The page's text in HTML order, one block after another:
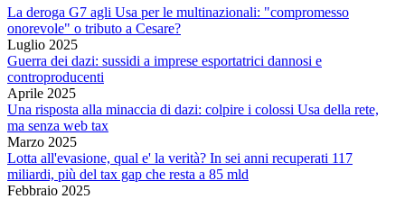
La deroga G7 agli Usa per le multinazionali: "compromesso
onorevole" o tributo a Cesare?
Luglio 2025
Guerra dei dazi: sussidi a imprese esportatrici dannosi e
controproducenti
Aprile 2025
Una risposta alla minaccia di dazi: colpire i colossi Usa della rete,
ma senza web tax
Marzo 2025
Lotta all'evasione, qual e' la verità? In sei anni recuperati 117
miliardi, più del tax gap che resta a 85 mld
Febbraio 2025